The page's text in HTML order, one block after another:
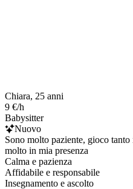
Chiara, 25 anni
9 €/h
Babysitter
Nuovo
Sono molto paziente, gioco
molto in mia presenza
Calma e pazienza
Affidabile e responsabile
Insegnamento e ascolto